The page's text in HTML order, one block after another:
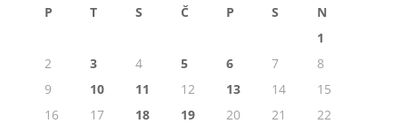
P T S Č P S
N
1
2
3 4 5 6 7
8
9
10 11 12 13 14
15
16
17 18 19 20 21
22